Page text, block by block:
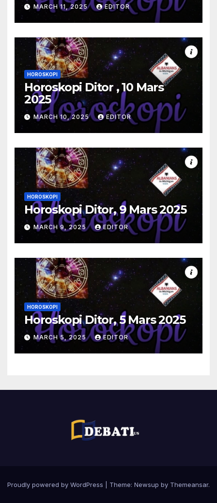
MARCH 11, 2025 EDITOR
HOROSKOPI
Horoskopi Ditor , 10 Mars
2025
MARCH 10, 2025 EDITOR
HOROSKOPI
Horoskopi Ditor, 9 Mars 2025
MARCH 9, 2025 EDITOR
HOROSKOPI
Horoskopi Ditor, 5 Mars 2025
MARCH 5, 2025 EDITOR
Proudly powered by WordPress Theme: Newsup by Themeansar.